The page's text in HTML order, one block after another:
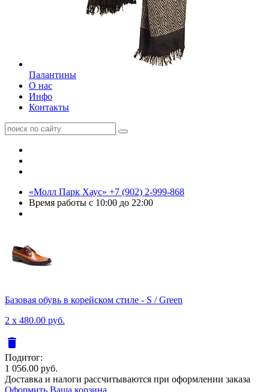
Палантины
О нас
Инфо
Контакты
«Молл Парк Хаус» +7 (902) 2-999-868
Время работы с 10:00 до 22:00
Базовая обувь в корейском стиле - S / Green
2 x 480.00 руб.
delete
Подитог:
1 056.00 руб.
Доставка и налоги рассчитываются при оформлении заказа
Оформить Ваша корзина